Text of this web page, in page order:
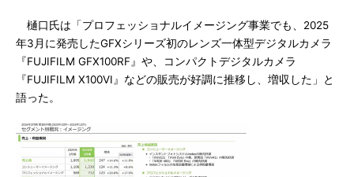
樋口氏は「プロフェッショナルイメージング事業でも、2025
年3月に発売したGFXシリーズ初のレンズ一体型デジタルカメラ
『FUJIFILM GFX100RF』や、コンパクトデジタルカメラ
『FUJIFILM X100VI』などの販売が好調に推移し、増収した」と
語った。